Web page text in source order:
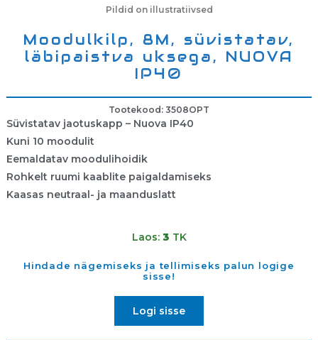
Moodulkilp, 8M, süvistatav,
läbipaistva uksega, NUOVA
IP40
Tootekood: 3508OPT
Süvistatav jaotuskapp – Nuova IP40
Kuni 10 moodulit
Eemaldatav moodulihoidik
Rohkelt ruumi kaablite paigaldamiseks
Kaasas neutraal- ja maanduslatt
Laos: 3 TK
Hindade nägemiseks ja tellimiseks palun logige
sisse!
Logi sisse
Pildid on illustratiivsed